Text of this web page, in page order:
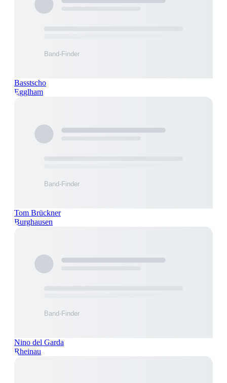
Basstscho
Egglham
Tom Brückner
Burghausen
Nino del Garda
Rheinau